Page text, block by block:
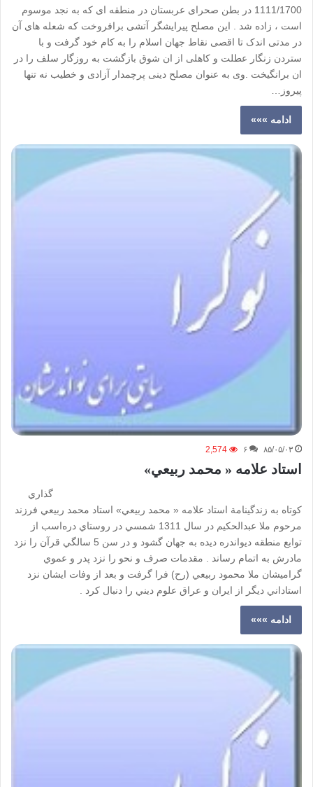
1111/1700 در بطن صحرای عربستان در منطقه ای که به نجد موسوم
است ، زاده شد . اين مصلح پيرايشگر آتشی برافروخت که شعله های آن
در مدتی اندک تا اقصی نقاط جهان اسلام را به کام خود گرفت و با
ستردن زنگار عطلت و کاهلی از ان شوق بازگشت به روزگار سلف را در
ان برانگيخت .وی به عنوان مصلح دينی پرچمدار آزادی و خطيب نه تنها
پيروز…
ادامه »»»
۸۵/۰۵/۰۳ ۶ 2,574
استاد علامه « محمد ربيعي»
گذاري
كوتاه به زندگينامة استاد علامه « محمد ربيعي» استاد محمد ربيعي فرزند
مرحوم ملا عبدالحكيم در سال 1311 شمسي در روستاي دره‌اسب از
توابع منطقه ديواندره ديده به جهان گشود و در سن 5 سالگي قرآن را نزد
مادرش به اتمام رساند . مقدمات صرف و نحو را نزد پدر و عموي
گراميشان ملا محمود ربيعي (رح) فرا گرفت و بعد از وفات ايشان نزد
استاداني ديگر از ايران و عراق علوم ديني را دنبال كرد .
ادامه »»»